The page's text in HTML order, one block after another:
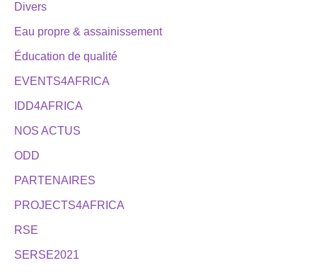
Divers
Eau propre & assainissement
Éducation de qualité
EVENTS4AFRICA
IDD4AFRICA
NOS ACTUS
ODD
PARTENAIRES
PROJECTS4AFRICA
RSE
SERSE2021